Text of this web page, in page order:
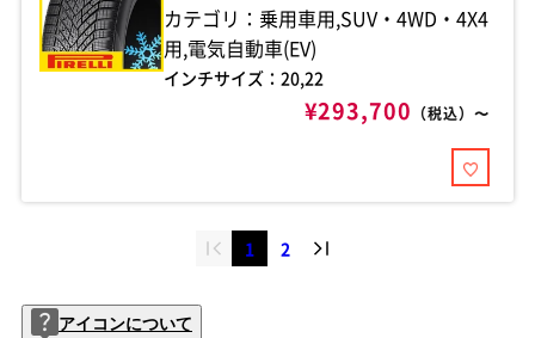
カテゴリ：乗用車用,SUV・4WD・4X4
用,電気自動車(EV)
インチサイズ：20,22
¥293,700 （税込）〜
1 2
アイコンについて